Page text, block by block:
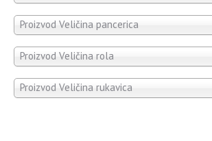
Proizvod Veličina pancerica
Proizvod Veličina rola
Proizvod Veličina rukavica